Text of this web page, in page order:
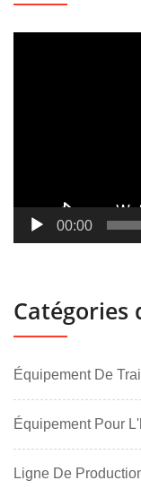
00:00
Catégories
Équipement De
Équipement Pour
Ligne De